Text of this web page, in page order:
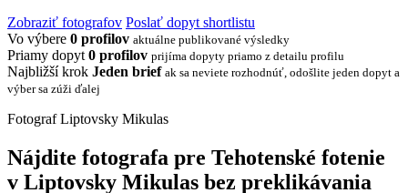
Zobraziť fotografov Poslať dopyt shortlistu
Vo výbere 0 profilov aktuálne publikované výsledky
Priamy dopyt 0 profilov prijíma dopyty priamo z detailu profilu
Najbližší krok Jeden brief ak sa neviete rozhodnúť, odošlite jeden dopyt a
výber sa zúži ďalej
Fotograf Liptovsky Mikulas
Nájdite fotografa pre Tehotenské fotenie
v Liptovsky Mikulas bez preklikávania